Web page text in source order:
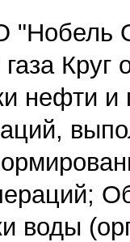
"Нобель
Круг
нефти и
воды